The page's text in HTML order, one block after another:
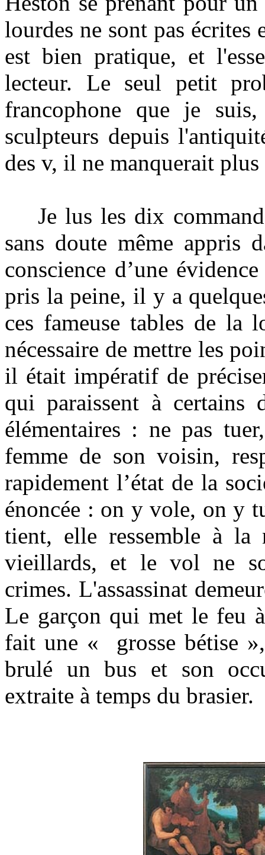
lourdes ne sont pas écrites
est bien pratique, et
lecteur. Le seul petit
francophone que je
sculpteurs depuis
des v, il ne manquerait
Je lus les dix
sans doute même appris
conscience d’une
pris la peine, il y a
ces fameuse tables de la
nécessaire de mettre les
il était impératif de
qui paraissent à certains
élémentaires : ne pas
femme de son voisin,
rapidement l’état de la
énoncée : on y vole, on y
tient, elle ressemble à la
vieillards, et le vol ne
crimes. L'assassinat
Le garçon qui met le feu
fait une « grosse bétise
brulé un bus et son
extraite à temps du brasier.